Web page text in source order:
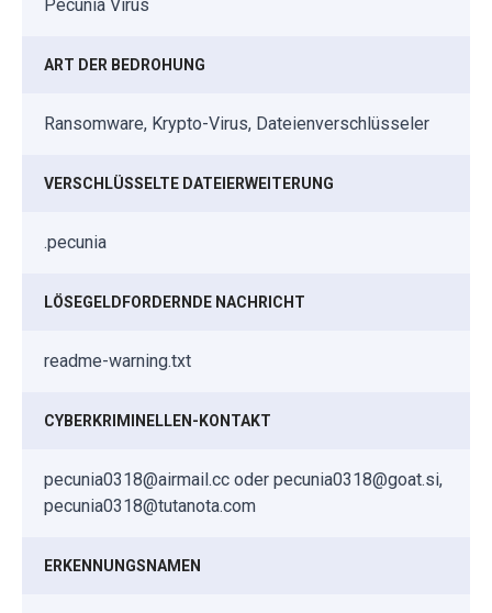
Pecunia Virus
ART DER BEDROHUNG
Ransomware, Krypto-Virus, Dateienverschlüsseler
VERSCHLÜSSELTE DATEIERWEITERUNG
.pecunia
LÖSEGELDFORDERNDE NACHRICHT
readme-warning.txt
CYBERKRIMINELLEN-KONTAKT
pecunia0318@airmail.cc oder pecunia0318@goat.si,
pecunia0318@tutanota.com
ERKENNUNGSNAMEN